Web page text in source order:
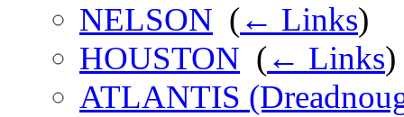
NELSON (← Links)
HOUSTON (← Links)
ATLANTIS